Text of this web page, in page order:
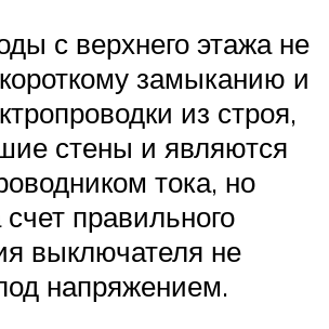
с верхнего этажа не
замыканию и
из строя,
стены и являются
тока, но
правильного
выключателя не
напряжением.